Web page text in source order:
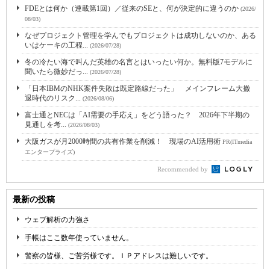
FDEとは何か（連載第1回）／従来のSEと、何が決定的に違うのか (2026/
08/03)
なぜプロジェクト管理を学んでもプロジェクトは成功しないのか、ある
いはケーキの工程... (2026/07/28)
冬の冷たい海で叫んだ英雄の名言とはいったい何か。無料版7モデルに
聞いたら微妙だっ... (2026/07/28)
「日本IBMのNHK案件失敗は既定路線だった」 メインフレーム大撤
退時代のリスク... (2026/08/06)
富士通とNECは「AI需要の手応え」をどう語った？ 2026年下半期の
見通しを考... (2026/08/03)
大阪ガスが月2000時間の共有作業を削減！ 現場のAI活用術 PR(ITmedia
エンタープライズ)
Recommended by
最新の投稿
ウェブ解析の力強さ
手帳はここ数年使っていません。
警察の皆様、ご苦労様です。ＩＰアドレスは難しいです。